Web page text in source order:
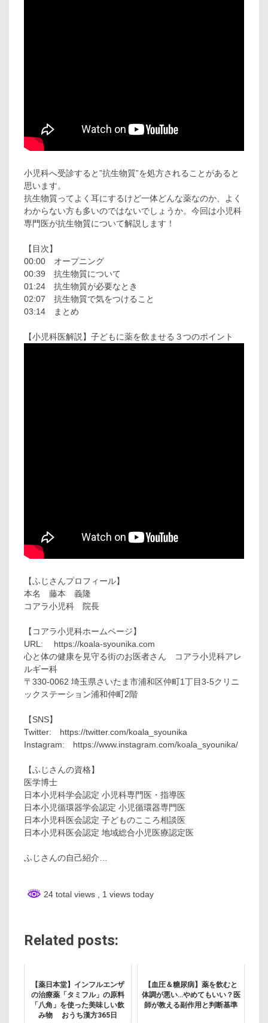
小児科へ受診すると”抗生物質”を処方されることがあると
思います。
抗生物質ってよく耳にするけど一体どんな薬なのか、よく
わからない方も多いのではないでしょうか。今回は小児科
専門医が抗生物質について解説します！
【目次】
00:00 オープニング
00:39 抗生物質について
01:24 抗生物質が必要なとき
02:07 抗生物質で気をつけること
03:14 まとめ
【小児科医解説】子どもに薬を飲ませる３つのポイント
【ふじさんプロフィール】
本名 藤本 義隆
コアラ小児科 院長
【コアラ小児科ホームページ】
URL: https://koala-syounika.com
心と体の健康を見守る街のお医者さん コアラ小児科アレ
ルギー科
〒330-0062 埼玉県さいたま市浦和区仲町1丁目3-5クリニ
ックステーション浦和仲町2階
【SNS】
Twitter: https://twitter.com/koala_syounika
Instagram: https://www.instagram.com/koala_syounika/
【ふじさんの資格】
医学博士
日本小児科学会認定 小児科専門医・指導医
日本小児循環器学会認定 小児循環器専門医
日本小児科医会認定 子どものこころ相談医
日本小児科医会認定 地域総合小児医療認定医
ふじさんの自己紹介…
24 total views , 1 views today
Related posts:
【薬日本堂】インフルエンザ
の治療薬「タミフル」の原料
「八角」を使った美味しい飲
み物 おうち漢方365日
【血圧＆糖尿病】薬を飲むと
体調が悪い…やめてもいい？医
師が教える副作用と判断基準